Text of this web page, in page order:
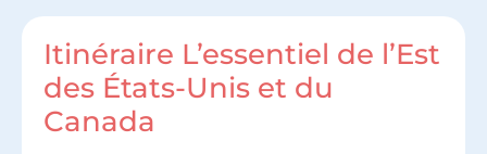
Itinéraire L’essentiel de l’Est
des États-Unis et du
Canada